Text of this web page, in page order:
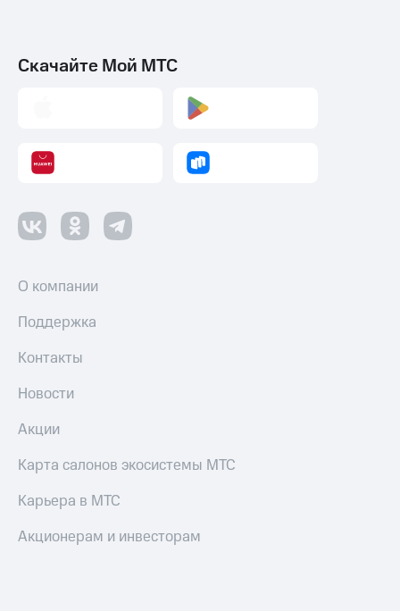
Скачайте Мой МТС
О компании
Поддержка
Контакты
Новости
Акции
Карта салонов экосистемы МТС
Карьера в МТС
Акционерам и инвесторам